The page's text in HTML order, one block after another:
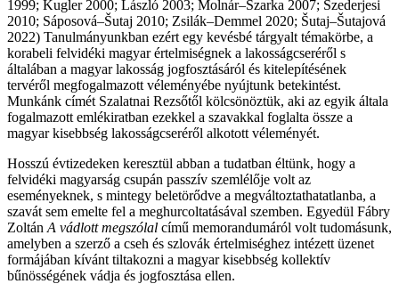
1999; Kugler 2000; László 2003; Molnár–Szarka 2007; Szederjesi
2010; Sáposová–Šutaj 2010; Zsilák–Demmel 2020; Šutaj–Šutajová
2022) Tanulmányunkban ezért egy kevésbé tárgyalt témakörbe, a
korabeli felvidéki magyar értelmiségnek a lakosságcseréről s
általában a magyar lakosság jogfosztásáról és kitelepítésének
tervéről megfogalmazott véleményébe nyújtunk betekintést.
Munkánk címét Szalatnai Rezsőtől kölcsönöztük, aki az egyik általa
fogalmazott emlékiratban ezekkel a szavakkal foglalta össze a
magyar kisebbség lakosságcseréről alkotott véleményét.
Hosszú évtizedeken keresztül abban a tudatban éltünk, hogy a
felvidéki magyarság csupán passzív szemlélője volt az
eseményeknek, s mintegy beletörődve a megváltoztathatatlanba, a
szavát sem emelte fel a meghurcoltatásával szemben. Egyedül Fábry
Zoltán A vádlott megszólal című memorandumáról volt tudomásunk,
amelyben a szerző a cseh és szlovák értelmiséghez intézett üzenet
formájában kívánt tiltakozni a magyar kisebbség kollektív
bűnösségének vádja és jogfosztása ellen.